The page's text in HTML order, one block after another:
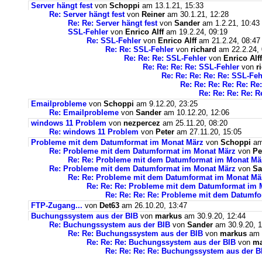
Server hängt festvon Schoppi am 13.1.21, 15:33
Re: Server hängt festvon Reiner am 30.1.21, 12:28
Re: Re: Server hängt festvon Sander am 1.2.21, 10:43
SSL-Fehler von Enrico Alffam 19.2.24, 09:19
Re: SSL-Fehler von Enrico Alffam 21.2.24, 08:47
Re: Re: SSL-Fehler von richard am 22.2.24,
Re: Re: Re: SSL-Fehler von Enrico Alff
Re: Re: Re: Re: SSL-Fehler von
Re: Re: Re: Re: Re: SSL-
Re: Re: Re: Re: Re:
Re: Re: Re: Re:
Emailprobleme von Schoppi am 9.12.20, 23:25
Re: Emailprobleme von Sander am 10.12.20, 12:06
windows 11 Problem von nezpercez am 25.11.20, 08:20
Re: windows 11 Problem von Peter am 27.11.20, 15:05
Probleme mit dem Datumformat im Monat März von Schoppi
Re: Probleme mit dem Datumformat im Monat März von
Re: Re: Probleme mit dem Datumformat im Monat
Re: Probleme mit dem Datumformat im Monat März von
Re: Re: Probleme mit dem Datumformat im Monat
Re: Re: Re: Probleme mit dem Datumformat im
Re: Re: Re: Re: Probleme mit dem
FTP-Zugang... von Det63 am 26.10.20, 13:47
Buchungssystem aus der BIB von markus am 30.9.20, 12:44
Re: Buchungssystem aus der BIB von Sander am 30.9.20,
Re: Re: Buchungssystem aus der BIB von markus am
Re: Re: Re: Buchungssystem aus der BIB von
Re: Re: Re: Re: Buchungssystem aus der